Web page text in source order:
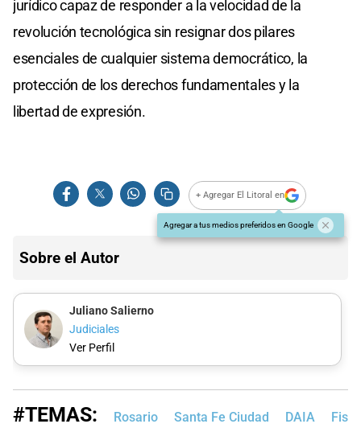
jurídico capaz de responder a la velocidad de la
revolución tecnológica sin resignar dos pilares
esenciales de cualquier sistema democrático, la
protección de los derechos fundamentales y la
libertad de expresión.
+ Agregar El Litoral en
Agregar a tus medios preferidos en Google
Sobre el Autor
Juliano Salierno
Judiciales
Ver Perfil
#TEMAS: Rosario Santa Fe Ciudad DAIA